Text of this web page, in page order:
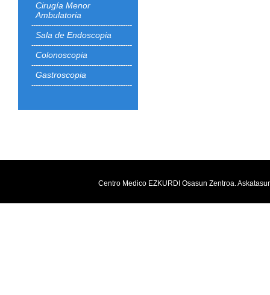
Cirugía Menor
Ambulatoria
Sala de Endoscopia
Colonoscopia
Gastroscopia
Centro Medico EZKURDI Osasun Zentroa.